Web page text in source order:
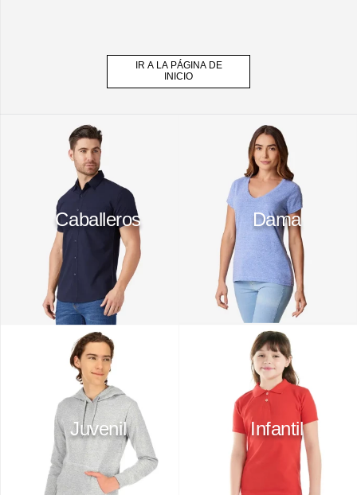
IR A LA PÁGINA DE
INICIO
Caballeros Dama
Juvenil Infantil